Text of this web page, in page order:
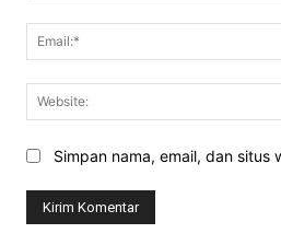
Simpan nama, email, dan